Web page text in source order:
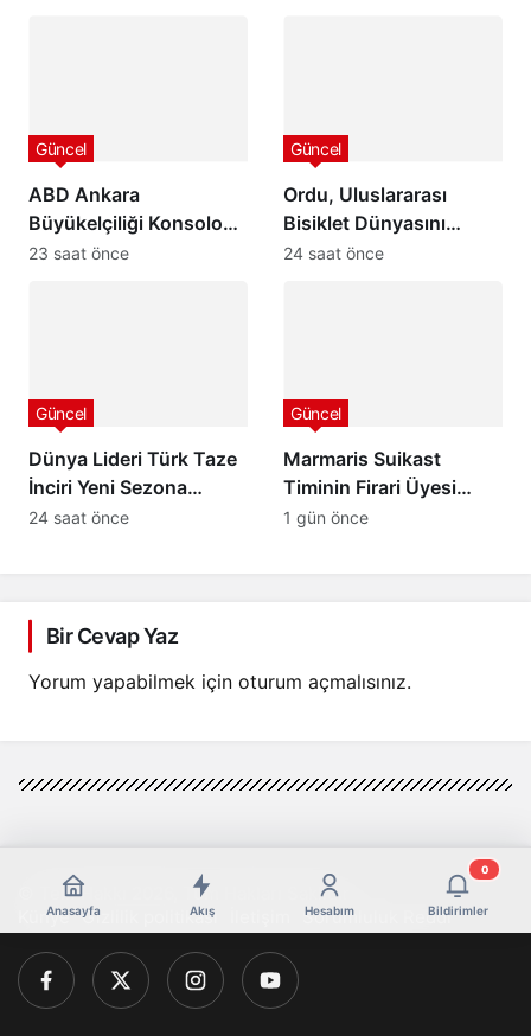
ABD Ankara
Büyükelçiliği Konsolosu
Matthew Smith’ten
Güncel
23 saat önce
Ordu, Uluslararası
Bisiklet Dünyasını
Ağırlamaya
Güncel
24 saat önce
Dünya Lideri Türk Taze
İnciri Yeni Sezona
Başladı: Rekolte
Güncel
24 saat önce
Marmaris Suikast
Timinin Firari Üyesi
Burkay Karatepe
Güncel
1 gün önce
Bir Cevap Yaz
Yorum yapabilmek için oturum açmalısınız.
Anasayfa Akış Hesabım Bildirimler
0
© Telif Hakkı 2026, Tüm Hakları Saklıdır
Künye Gizlilik politikası Sorumluluk Reddi